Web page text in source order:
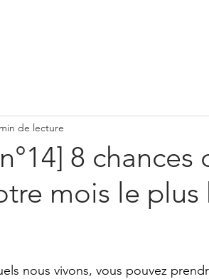
8 chances
mois le plus
de lecture
nous vivons, vous pouvez